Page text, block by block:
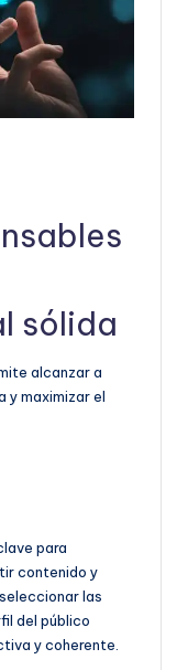
sólida
alcanzar a
y maximizar el
para
contenido y
las
del público
y coherente.